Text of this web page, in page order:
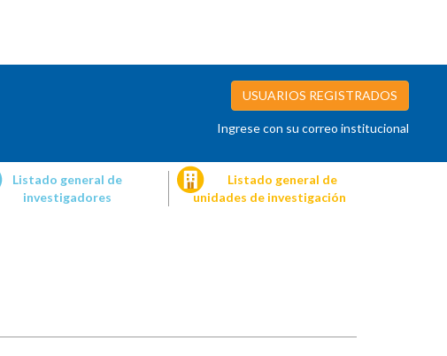
USUARIOS REGISTRADOS
Ingrese con su correo institucional
Listado general de
investigadores
Listado general de
unidades de investigación